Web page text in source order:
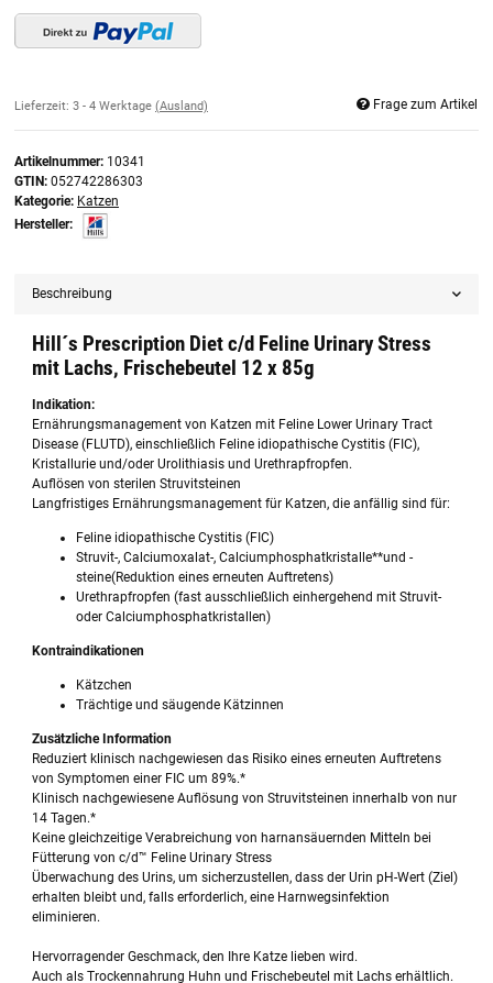
Lieferzeit: 3 - 4 Werktage (Ausland) Frage zum Artikel
Artikelnummer: 10341
GTIN: 052742286303
Kategorie: Katzen
Hersteller:
Beschreibung
Hill´s Prescription Diet c/d Feline Urinary Stress
mit Lachs, Frischebeutel 12 x 85g
Indikation:
Ernährungsmanagement von Katzen mit Feline Lower Urinary Tract
Disease (FLUTD), einschließlich Feline idiopathische Cystitis (FIC),
Kristallurie und/oder Urolithiasis und Urethrapfropfen.
Auflösen von sterilen Struvitsteinen
Langfristiges Ernährungsmanagement für Katzen, die anfällig sind für:
Feline idiopathische Cystitis (FIC)
Struvit-, Calciumoxalat-, Calciumphosphatkristalle**und -
steine(Reduktion eines erneuten Auftretens)
Urethrapfropfen (fast ausschließlich einhergehend mit Struvit-
oder Calciumphosphatkristallen)
Kontraindikationen
Kätzchen
Trächtige und säugende Kätzinnen
Zusätzliche Information
Reduziert klinisch nachgewiesen das Risiko eines erneuten Auftretens
von Symptomen einer FIC um 89%.*
Klinisch nachgewiesene Auflösung von Struvitsteinen innerhalb von nur
14 Tagen.*
Keine gleichzeitige Verabreichung von harnansäuernden Mitteln bei
Fütterung von c/d™ Feline Urinary Stress
Überwachung des Urins, um sicherzustellen, dass der Urin pH-Wert (Ziel)
erhalten bleibt und, falls erforderlich, eine Harnwegsinfektion
eliminieren.
Hervorragender Geschmack, den Ihre Katze lieben wird.
Auch als Trockennahrung Huhn und Frischebeutel mit Lachs erhältlich.